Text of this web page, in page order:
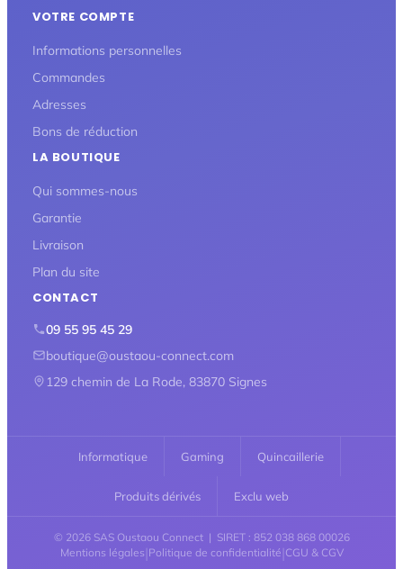
VOTRE COMPTE
Informations personnelles
Commandes
Adresses
Bons de réduction
LA BOUTIQUE
Qui sommes-nous
Garantie
Livraison
Plan du site
CONTACT
09 55 95 45 29
boutique@oustaou-connect.com
129 chemin de La Rode, 83870 Signes
Informatique Gaming Quincaillerie
Produits dérivés Exclu web
© 2026 SAS Oustaou Connect | SIRET : 852 038 868 00026
Mentions légales |Politique de confidentialité |CGU & CGV